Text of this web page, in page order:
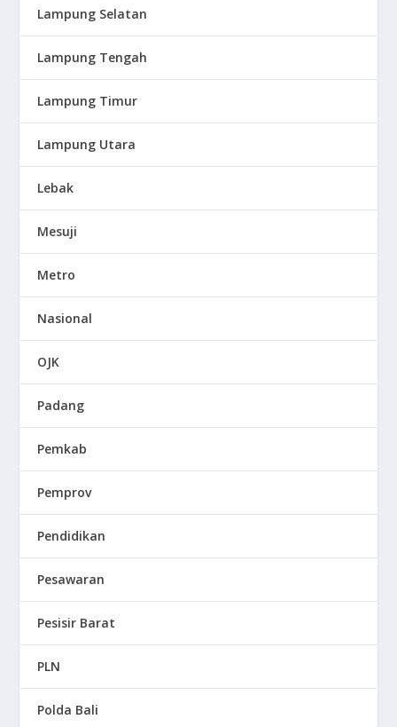
Lampung Selatan
Lampung Tengah
Lampung Timur
Lampung Utara
Lebak
Mesuji
Metro
Nasional
OJK
Padang
Pemkab
Pemprov
Pendidikan
Pesawaran
Pesisir Barat
PLN
Polda Bali